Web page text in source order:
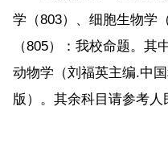
学（803）、细胞生物学
（805）：我校命题。其
动物学（刘福英主编.中
版）。其余科目请参考人